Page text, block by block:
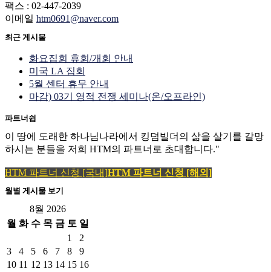
팩스 : 02-447-2039
이메일 htm0691@naver.com
최근 게시물
화요집회 휴회/개회 안내
미국 LA 집회
5월 센터 휴무 안내
마감) 03기 영적 전쟁 세미나(온/오프라인)
파트너쉽
이 땅에 도래한 하나님나라에서 킹덤빌더의 삶을 살기를 갈망
하시는 분들을 저희 HTM의 파트너로 초대합니다."
HTM 파트너 신청 [국내]HTM 파트너 신청 [해외]
월별 게시물 보기
8월 2026
월 화 수 목 금 토 일
1
2
3
4 5 6 7 8
9
10 11 12 13 14 15 16